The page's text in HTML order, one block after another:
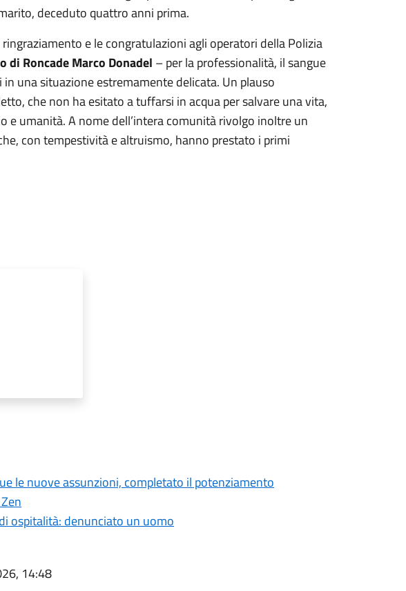
deceduto quattro anni prima.
e le congratulazioni agli operatori della Polizia
di Roncade Marco Donadel – per la professionalità, il sangue
una situazione estremamente delicata. Un plauso
che non ha esitato a tuffarsi in acqua per salvare una vita,
e umanità. A nome dell’intera comunità rivolgo inoltre un
con tempestività e altruismo, hanno prestato i primi
le nuove assunzioni, completato il potenziamento
ospitalità: denunciato un uomo
14:48